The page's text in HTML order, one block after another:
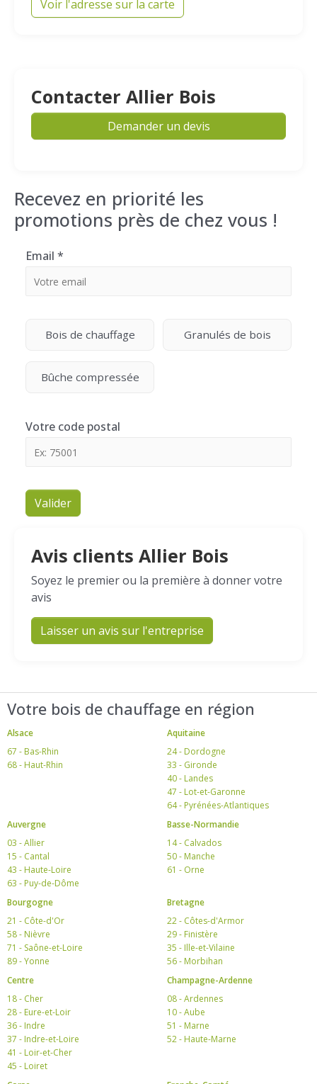
Voir l'adresse sur la carte
Contacter Allier Bois
Demander un devis
Recevez en priorité les
promotions près de chez vous !
Email *
Bois de chauffage Granulés de bois
Bûche compressée
Votre code postal
Valider
Avis clients Allier Bois
Soyez le premier ou la première à donner votre
avis
Laisser un avis sur l'entreprise
Votre bois de chauffage en région
Alsace
67 - Bas-Rhin
68 - Haut-Rhin
Aquitaine
24 - Dordogne
33 - Gironde
40 - Landes
47 - Lot-et-Garonne
64 - Pyrénées-Atlantiques
Auvergne
03 - Allier
15 - Cantal
43 - Haute-Loire
63 - Puy-de-Dôme
Basse-Normandie
14 - Calvados
50 - Manche
61 - Orne
Bourgogne
21 - Côte-d'Or
58 - Nièvre
71 - Saône-et-Loire
89 - Yonne
Bretagne
22 - Côtes-d'Armor
29 - Finistère
35 - Ille-et-Vilaine
56 - Morbihan
Centre
18 - Cher
28 - Eure-et-Loir
36 - Indre
37 - Indre-et-Loire
41 - Loir-et-Cher
45 - Loiret
Champagne-Ardenne
08 - Ardennes
10 - Aube
51 - Marne
52 - Haute-Marne